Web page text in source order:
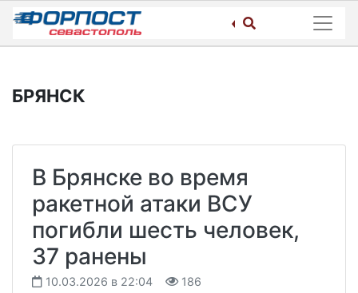
Skip
content
БРЯНСК
В Брянске во время
ракетной атаки ВСУ
погибли шесть человек,
37 ранены
10.03.2026 в 22:04 186